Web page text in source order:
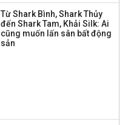
tăng vốn lên gần
77.800 tỷ
Từ Shark Bình, Shark Thủy
đến Shark Tam, Khải Silk: Ai
cũng muốn lấn sân bất động
sản